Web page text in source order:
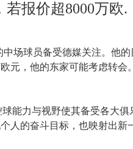
报价超8000万欧.
场球员备受德媒关注。他
，他的东家可能考虑转会
能力与视野使其备受各大
的奋斗目标，也映射出新